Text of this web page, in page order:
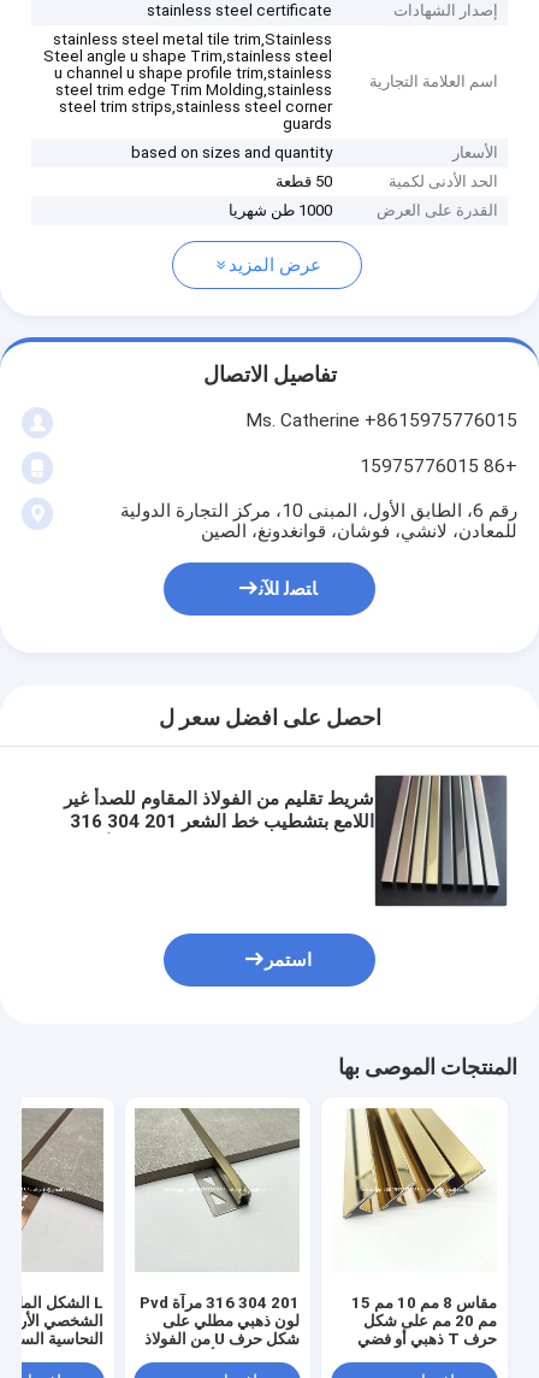
إصدار الشهادات stainless steel certificate
اسم العلامة التجارية
stainless steel metal tile trim,Stainless
Steel angle u shape Trim,stainless steel
u channel u shape profile trim,stainless
steel trim edge Trim Molding,stainless
steel trim strips,stainless steel corner
guards
الأسعار
based on sizes and quantity
الحد الأدنى لكمية
50 قطعة
القدرة على العرض
1000 طن شهريا
عرض المزيد
تفاصيل الاتصال
Ms. Catherine +8615975776015
+86 15975776015
رقم 6، الطابق الأول، المبنى 10، مركز التجارة الدولية
للمعادن، لانشي، فوشان، قوانغدونغ، الصين
ﺎﺘﺼﻟ ﺍﻶﻧ
احصل على افضل سعر ل
شريط تقليم من الفولاذ المقاوم للصدأ غير
اللامع بتشطيب خط الشعر 201 304 316
استمر
المنتجات الموصى بها
مقاس 8 مم 10 مم 15
مم 20 مم على شكل
حرف T ذهبي أو فضي
201 304 316 مرآة Pvd
لون ذهبي مطلي على
شكل حرف U من الفولاذ
L الشكل الملف
الشخصي
النحاسية